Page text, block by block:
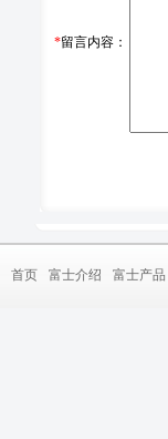
*留言内容：
首页 富士介绍 富士产品